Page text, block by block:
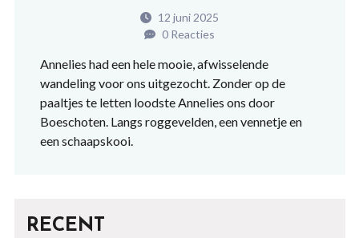
12 juni 2025
0 Reacties
Annelies had een hele mooie, afwisselende
wandeling voor ons uitgezocht. Zonder op de
paaltjes te letten loodste Annelies ons door
Boeschoten. Langs roggevelden, een vennetje en
een schaapskooi.
RECENT